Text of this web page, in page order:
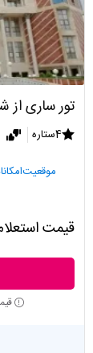
تور ساری از
4ستاره
موقعیت
قیمت